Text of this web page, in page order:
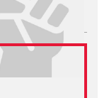
MMA
Mark Woodard